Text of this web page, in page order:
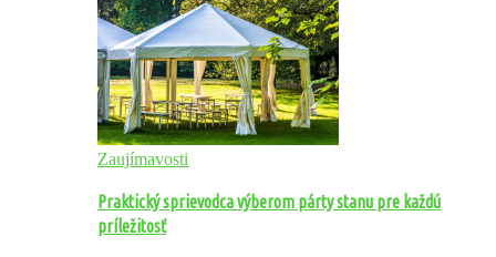
Zaujímavosti
Praktický sprievodca výberom párty stanu pre každú
príležitosť